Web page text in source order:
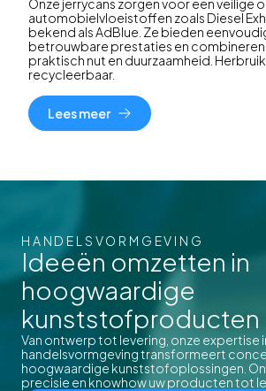
Onze jerrycans zorgen voor een veilige
automobielvloeistoffen zoals Diesel
bekend als AdBlue. Ze bieden
betrouwbare prestaties en combineren
praktisch nut en duurzaamheid.
recycleerbaar.
Lees meer
HANDELSVORMGEVING
Ideeën omzetten in
hoogwaardige
kunststofproducten
Van ontwerp tot levering, onze expertise
handelsvormgeving transformeert
hoogwaardige kunststofoplossingen.
precisie en knowhow uw producten tot